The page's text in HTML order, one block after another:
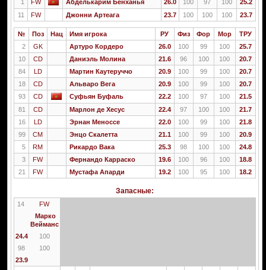
1
FW Абделькарим Бенханья 26.0 100 97 100
25.2
11
FW Джонни Артеага 23.7 100 100 100 23.7
№ Поз Нац Имя игрока РУ Физ Фор Мор
ТРУ
2
GK Артуро Кордеро 26.0 100 99 100
25.7
10
CD Даниэль Молина 21.6 96 100 100
20.7
84
LD Мартин Каутеруччо 20.9 100 99 100
20.7
18
CD Альваро Вега 20.9 100 99 100
20.7
93
CD Суфьян Буфаль 22.2 100 97 100
21.5
81
CD Марлон де Хесус 22.4 97 100 100
21.7
16
LD Эрнан Меноссе 22.0 100 99 100
21.8
99
CM Энцо Скалетта 21.1 100 99 100
20.9
5
RM Рикардо Вака 25.3 98 100 100
24.8
3
FW Фернандо Карраско 19.6 100 96 100
18.8
21
FW Мустафа Апарди 19.2 100 95 100 18.2
Запасные:
14
FW
Марко
Вейманс
24.4
100
98
100
23.9